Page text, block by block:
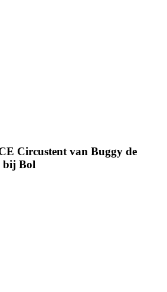
Circustent van Buggy de
bij Bol